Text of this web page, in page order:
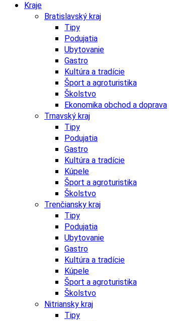
Kraje
Bratislavský kraj
Tipy
Podujatia
Ubytovanie
Gastro
Kultúra a tradície
Šport a agroturistika
Školstvo
Ekonomika obchod a doprava
Trnavský kraj
Tipy
Podujatia
Gastro
Kultúra a tradície
Kúpele
Šport a agroturistika
Školstvo
Trenčiansky kraj
Tipy
Podujatia
Ubytovanie
Gastro
Kultúra a tradície
Kúpele
Šport a agroturistika
Školstvo
Nitriansky kraj
Tipy